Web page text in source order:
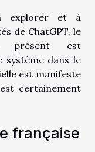
explorer et à
de ChatGPT, le
présent est
système dans le
est manifeste
certainement
française